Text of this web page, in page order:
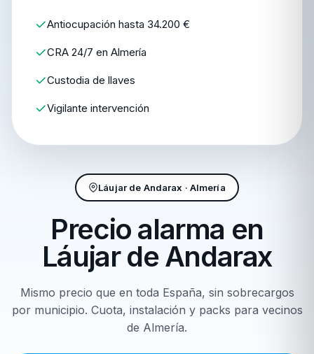
Láujar de Andarax · Almería
Precio alarma en
Láujar de Andarax
Mismo precio que en toda España, sin sobrecargos
por municipio. Cuota, instalación y packs para vecinos
de Almería.
Antiocupación hasta 34.200 €
CRA 24/7 en Almería
Custodia de llaves
Vigilante intervención